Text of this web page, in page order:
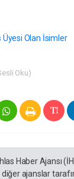
Oku)
Haber Ajansı
diğer ajanslar